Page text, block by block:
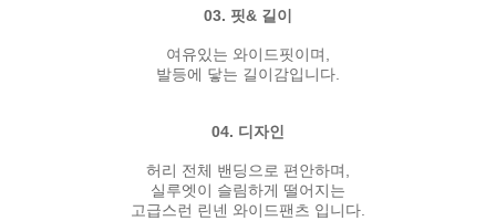
03. 핏& 길이
여유있는 와이드핏이며,
발등에 닿는 길이감입니다.
04. 디자인
허리 전체 밴딩으로 편안하며,
실루엣이 슬림하게 떨어지는
고급스런 린넨 와이드팬츠 입니다.